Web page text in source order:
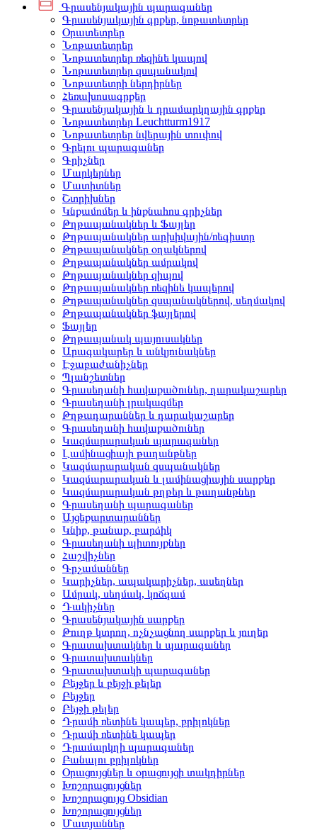
Գրասենյակային պարագաներ
Գրասենյակային գրքեր, նոթատետրեր
Օրատետրեր
Նոթատետրեր
Նոթատետրեր ռեզինե կապով
Նոթատետրեր զսպանակով
Նոթատետրի ներդիրներ
Հեռախոսագրքեր
Գրասենյակային և դրամարկղային գրքեր
Նոթատետրեր Leuchtturm1917
Նոթատետրեր նվերային տուփով
Գրելու պարագաներ
Գրիչներ
Մարկերներ
Մատիտներ
Շտրիխներ
Կնքամոմեր և ինքնահոս գրիչներ
Թղթապանակներ և Ֆայլեր
Թղթապանակներ արխիվային/ռեգիստր
Թղթապանակներ օղակներով
Թղթապանակներ ամրակով
Թղթապանակներ զիպով
Թղթապանակներ ռեզինե կապերով
Թղթապանակներ զսպանակներով, սեղմակով
Թղթապանակներ ֆայլերով
Ֆայլեր
Թղթապանակ պայուսակներ
Արագակարեր և անկյունակներ
Էջաբաժանիչներ
Պլանշետներ
Գրասեղանի հավաքածուներ, դարակաշարեր
Գրասեղանի լրակազմեր
Թղթադարաններ և դարակաշարեր
Գրասեղանի հավաքածուներ
Կազմարարական պարագաներ
Լամինացիայի թաղանթներ
Կազմարարական զսպանակներ
Կազմարարական և լամինացիային սարքեր
Կազմարարական թղթեր և թաղանթներ
Գրասեղանի պարագաներ
Այցեքարտարաններ
Կնիք, թանաք, բարձիկ
Գրասեղանի պիտույքներ
Հաշվիչներ
Գրչամաններ
Կարիչներ, ապակարիչներ, ասեղներ
Ամրակ, սեղմակ, կոճգամ
Դակիչներ
Գրասենյակային սարքեր
Թուղթ կտրող, ոչնչացնող սարքեր և յուղեր
Գրատախտակներ և պարագաներ
Գրատախտակներ
Գրատախտակի պարագաներ
Բեյջեր և բեյջի թելեր
Բեյջեր
Բեյջի թելեր
Դրամի ռետինե կապեր, բրիլոկներ
Դրամի ռետինե կապեր
Դրամարկղի պարագաներ
Բանալու բրիլոկներ
Օրացույցներ և օրացույցի տակդիրներ
Խոշորացույցներ
Խոշորացույց Obsidian
Խոշորացույցներ
Մատյաններ